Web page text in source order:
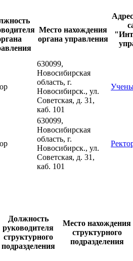
Место нахождения
органа управления
630099,
Новосибирская
область, г.
Новосибирск., ул.
Советская, д. 31,
каб. 101
630099,
Новосибирская
область, г.
Новосибирск., ул.
Советская, д. 31,
каб. 101
Должность
руководителя
структурного
подразделения
Место нахождения
структурного
подразделения